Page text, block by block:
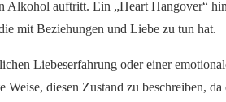
auftritt. Ein „Heart Hangover“
mit Beziehungen und Liebe zu tun hat.
Liebeserfahrung oder einer
diesen Zustand zu beschreiben,